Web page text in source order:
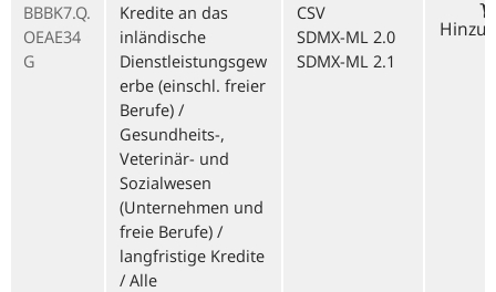
BBBK7.Q.
OEAE34
G
Kredite an das
inländische
Dienstleistungsgew
erbe (einschl. freier
Berufe) /
Gesundheits-,
Veterinär- und
Sozialwesen
(Unternehmen und
freie Berufe) /
langfristige Kredite
/ Alle
CSV
SDMX-ML 2.0
SDMX-ML 2.1